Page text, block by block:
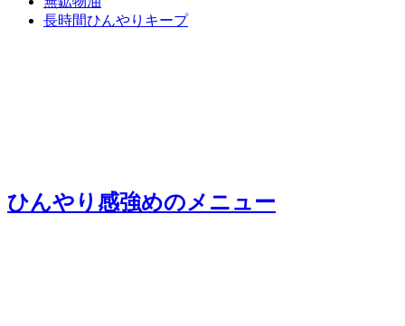
長時間ひんやりキープ
ひんやり感強めのメニュー